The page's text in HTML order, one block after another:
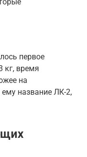
первое
кг, время
на
название ЛК-2,